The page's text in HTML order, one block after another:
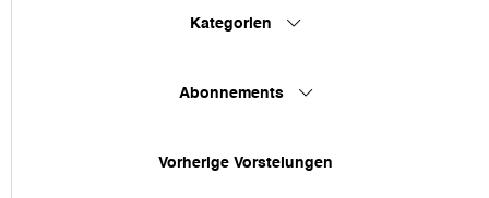
Kategorien
Abonnements
Vorherige Vorstelungen